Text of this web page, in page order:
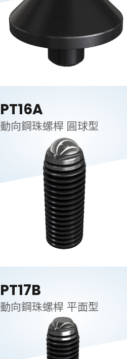
PT16A
動向鋼珠螺桿 圓球型
PT17B
動向鋼珠螺桿 平面型